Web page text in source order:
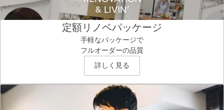
定額リノベパッケージ
手軽なパッケージで
フルオーダーの品質
詳しく見る